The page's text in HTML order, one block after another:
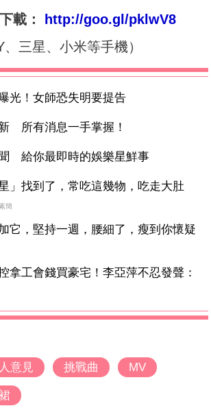
載：
http://goo.gl/pklwV8
、三星、小米等手機）
光！女師恐失明要提告
所有消息一手掌握！
給你最即時的娛樂星鮮事
」找到了，常吃這幾物，吃走大肚
簡
它，堅持一週，腰細了，瘦到你懷疑
拿工會錢買豪宅！李亞萍不忍發聲：
意見 挑戰曲 MV